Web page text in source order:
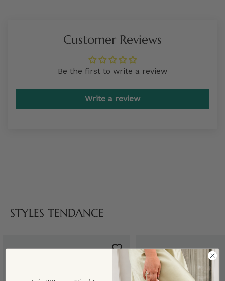
Customer Reviews
Be the first to write a review
Write a review
STYLES TENDANCE